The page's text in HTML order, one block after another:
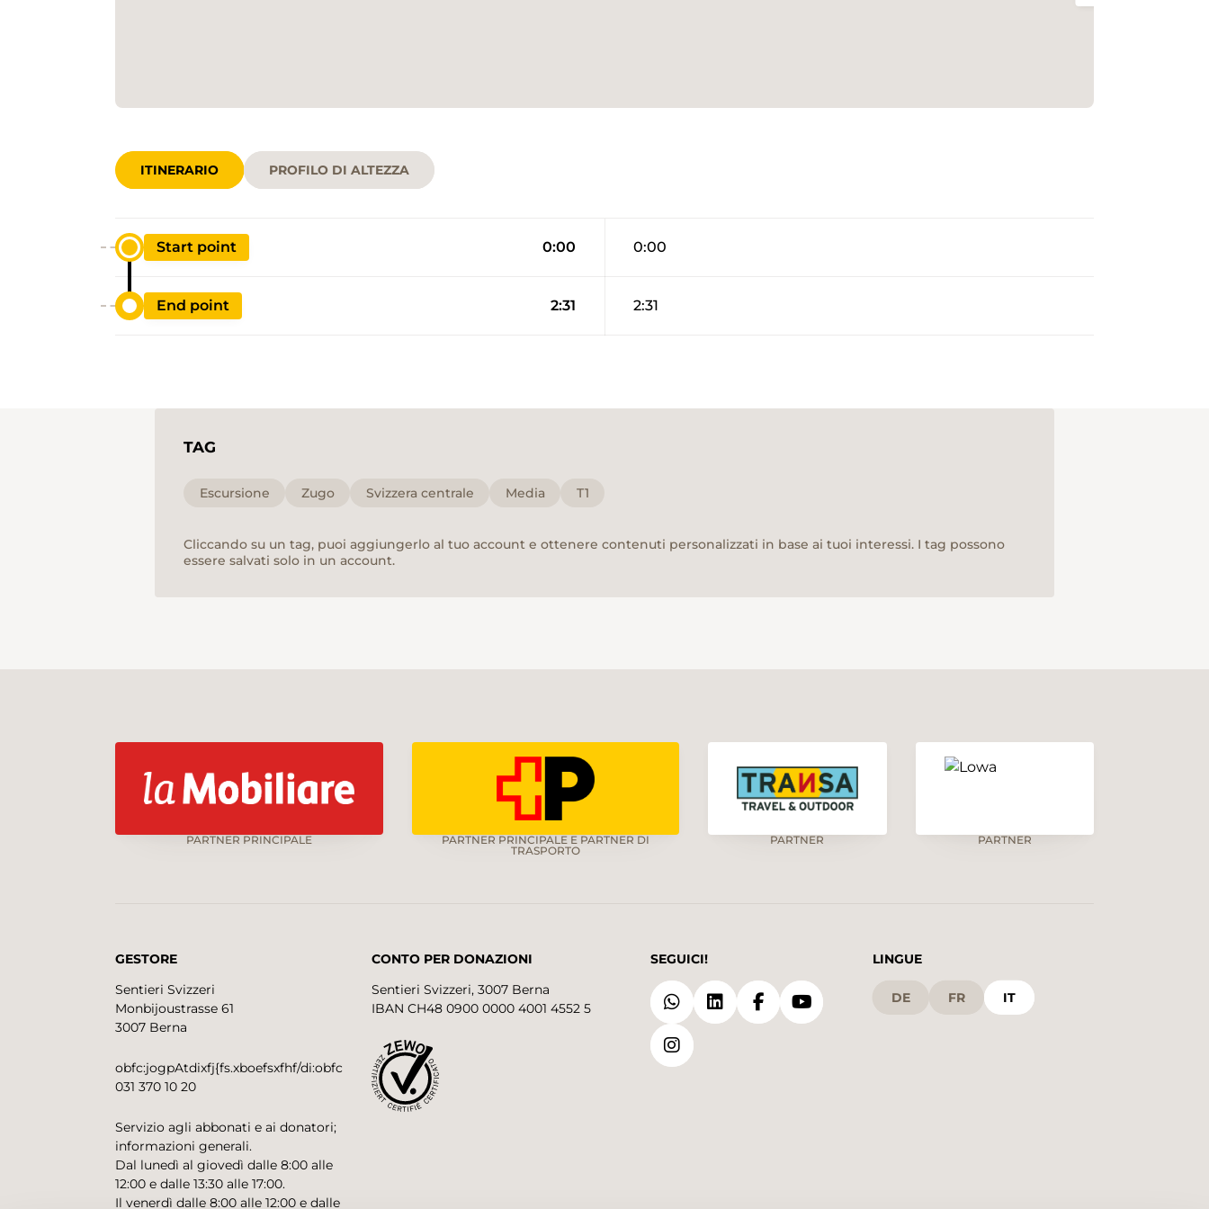
ITINERARIO PROFILO DI ALTEZZA
Start point 0:00 0:00
End point 2:31 2:31
TAG
Escursione Zugo Svizzera centrale Media T1
Cliccando su un tag, puoi aggiungerlo al tuo account e ottenere contenuti personalizzati in base ai tuoi interessi. I tag possono
essere salvati solo in un account.
PARTNER PRINCIPALE
PARTNER PRINCIPALE E PARTNER DI
TRASPORTO
PARTNER PARTNER
GESTORE
Sentieri Svizzeri
Monbijoustrasse 61
3007 Berna
obfc:jogpAtdixfj{fs.xboefsxfhf/di:obfc
031 370 10 20
Servizio agli abbonati e ai donatori;
informazioni generali.
Dal lunedì al giovedì dalle 8:00 alle
12:00 e dalle 13:30 alle 17:00.
Il venerdì dalle 8:00 alle 12:00 e dalle
CONTO PER DONAZIONI
Sentieri Svizzeri, 3007 Berna
IBAN CH48 0900 0000 4001 4552 5
SEGUICI! LINGUE
DE FR IT